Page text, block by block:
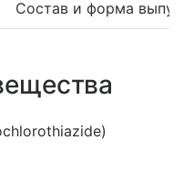
Состав и форма